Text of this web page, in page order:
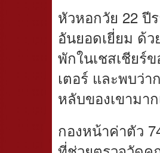
หัวหอกวัย 22 ปี
อันยอดเยี่ยม ด้
พักในเชสเชียร์
เตอร์ และพบว่
หลับของเขามา
กองหน้าค่าตัว